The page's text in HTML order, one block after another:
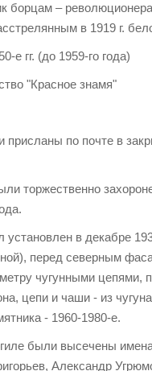
–
в 1919 г.
е гг. (до 1959-го года)
"Красное знамя"
присланы по почте в
торжественно
в декабре
перед северным
чугунными цепями,
цепи и чаши - из
- 1960-1980-е.
были высечены
Александр